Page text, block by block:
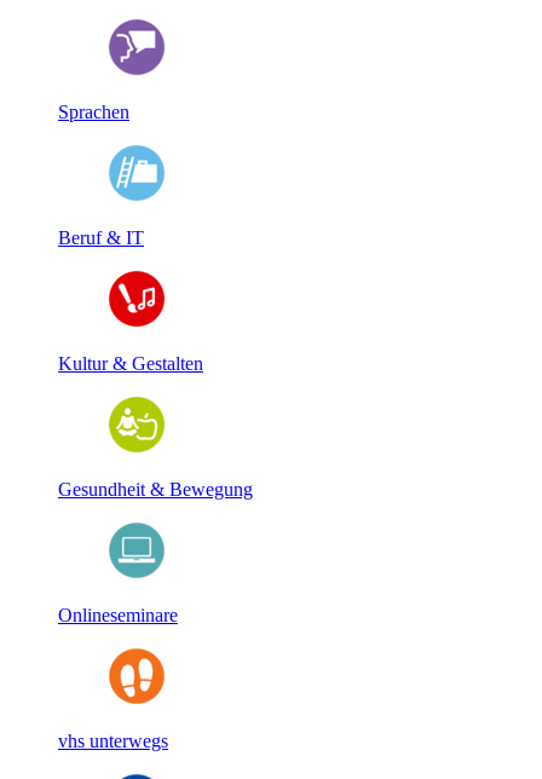
Sprachen
Beruf & IT
Kultur & Gestalten
Gesundheit & Bewegung
Onlineseminare
vhs unterwegs